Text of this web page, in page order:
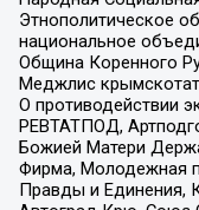
Этнополитическое
национальное
Община Коренного
Меджлис
О противодействии
РЕВТАТПОД,
Божией Матери
Фирма, Молодежная
Правды и Единения,